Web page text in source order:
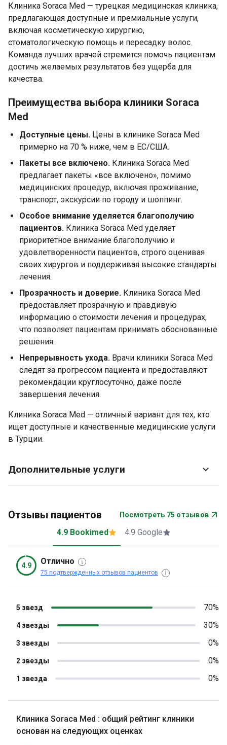
Клиника Soraca Med — турецкая медицинская клиника,
предлагающая доступные и премиальные услуги,
включая косметическую хирургию,
стоматологическую помощь и пересадку волос.
Команда лучших врачей стремится помочь пациентам
достичь желаемых результатов без ущерба для
качества.
Преимущества выбора клиники Soraca
Med
Доступные цены. Цены в клинике Soraca Med
примерно на 70 % ниже, чем в ЕС/США.
Пакеты все включено. Клиника Soraca Med
предлагает пакеты «все включено», помимо
медицинских процедур, включая проживание,
транспорт, экскурсии по городу и шоппинг.
Особое внимание уделяется благополучию
пациентов. Клиника Soraca Med уделяет
приоритетное внимание благополучию и
удовлетворенности пациентов, строго оценивая
своих хирургов и поддерживая высокие стандарты
лечения.
Прозрачность и доверие. Клиника Soraca Med
предоставляет прозрачную и правдивую
информацию о стоимости лечения и процедурах,
что позволяет пациентам принимать обоснованные
решения.
Непрерывность ухода. Врачи клиники Soraca Med
следят за прогрессом пациента и предоставляют
рекомендации круглосуточно, даже после
завершения лечения.
Клиника Soraca Med — отличный вариант для тех, кто
ищет доступные и качественные медицинские услуги
в Турции.
Дополнительные услуги
Отзывы пациентов Посмотреть 75 отзывов
4.9 Bookimed 4.9 Google
4.9 Отлично
75 подтвержденных отзывов пациентов
1 звезда 0%
2 звезды 0%
3 звезды 0%
4 звезды 30%
5 звезд 70%
Клиника Soraca Med : общий рейтинг клиники
основан на следующих оценках